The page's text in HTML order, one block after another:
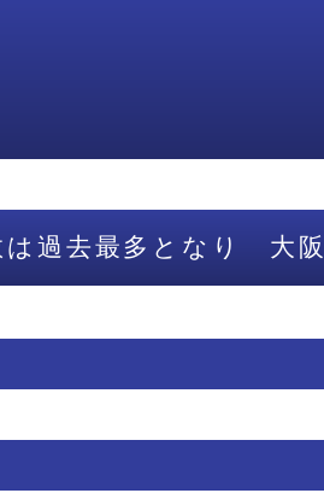
過去最多となり 大阪